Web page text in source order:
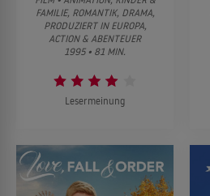
FAMILIE, ROMANTIK, DRAMA,
PRODUZIERT IN EUROPA,
ACTION & ABENTEUER
1995 • 81 MIN.
Lesermeinung